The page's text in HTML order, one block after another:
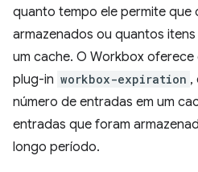
quanto tempo ele permite que
armazenados ou quantos
um cache. O Workbox
plug-in workbox-expiration ,
número de entradas em um
entradas que foram
longo período.